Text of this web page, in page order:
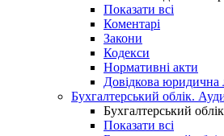
Показати всі
Коментарі
Закони
Кодекси
Нормативні акти
Довідкова юридична
Бухгалтерський облік.
Бухгалтерський
Показати всі